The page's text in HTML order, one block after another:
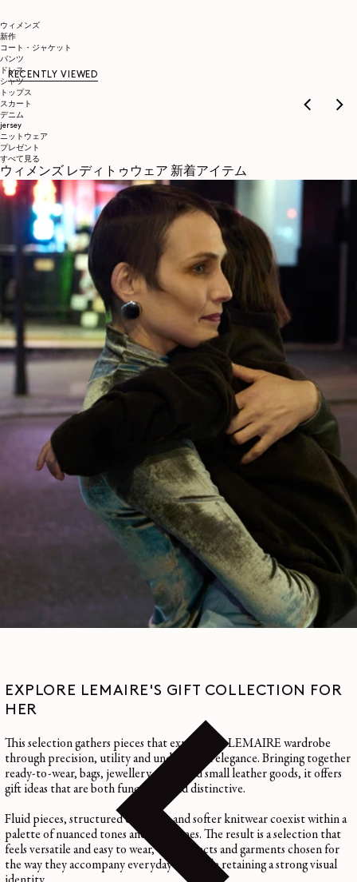
ウィメンズ
新作
コート・ジャケット
パンツ
ドレス
シャツ
トップス
スカート
デニム
jersey
ニットウェア
プレゼント
すべて見る
ウィメンズ レディトゥウェア 新着アイテム
RECENTLY VIEWED
NEXT COLLECTION
バッグ
EXPLORE LEMAIRE'S GIFT COLLECTION FOR
HER
This selection gathers pieces that express theLEMAIREwardrobe
through precision, utility and understated elegance. Bringing together
ready-to-wear, bags, jewellery, andsmall leather goods, it offers
gift ideas that are both functional and distinctive.
Fluid pieces, structured essentials and softerknitwearcoexist within a
palette of nuanced tones and clean lines. The result is a selection that
feels versatile and easy to wear, with objects and garments chosen for
the way they accompany everyday life while retaining a strong visual